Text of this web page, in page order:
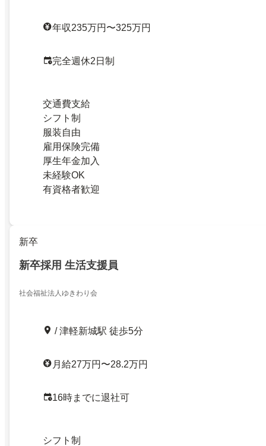
年収235万円〜325万円
完全週休2日制
交通費支給
シフト制
服装自由
雇用保険完備
厚生年金加入
未経験OK
有資格者歓迎
新卒
新卒採用 生活支援員
社会福祉法人ゆきわり会
/ 津軽新城駅 徒歩5分
月給27万円〜28.2万円
16時までに退社可
シフト制